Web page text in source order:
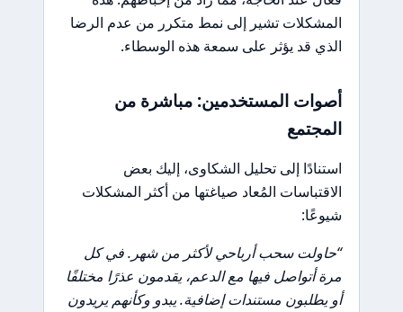
المشكلات تشير إلى نمط متكرر من عدم الرضا
الذي قد يؤثر على سمعة هذه الوسطاء.
أصوات المستخدمين: مباشرة من
المجتمع
استنادًا إلى تحليل الشكاوى، إليك بعض
الاقتباسات المُعاد صياغتها من أكثر المشكلات
شيوعًا:
“حاولت سحب أرباحي لأكثر من شهر. في كل
مرة أتواصل فيها مع الدعم، يقدمون عذرًا مختلفًا
أو يطلبون مستندات إضافية. يبدو وكأنهم يريدون